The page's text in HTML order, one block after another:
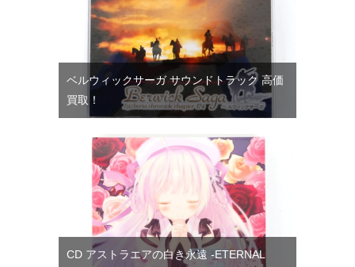
ベルウィックサーガ サウンドトラック 高価
買取！
CD アストラエアの白き永遠 -ETERNAL